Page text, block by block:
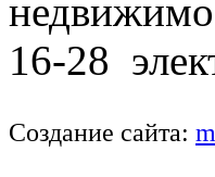
16-28
Создание сайта: